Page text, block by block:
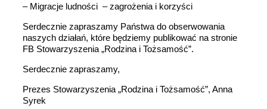
– Migracje ludności – zagrożenia i korzyści
Serdecznie zapraszamy Państwa do obserwowania
naszych działań, które będziemy publikować na stronie
FB Stowarzyszenia „Rodzina i Tożsamość”.
Serdecznie zapraszamy,
Prezes Stowarzyszenia „Rodzina i Tożsamość”, Anna
Syrek